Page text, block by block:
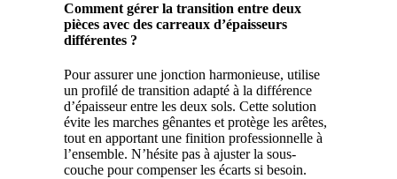
Comment gérer la transition entre deux
pièces avec des carreaux d’épaisseurs
différentes ?
Pour assurer une jonction harmonieuse, utilise
un profilé de transition adapté à la différence
d’épaisseur entre les deux sols. Cette solution
évite les marches gênantes et protège les arêtes,
tout en apportant une finition professionnelle à
l’ensemble. N’hésite pas à ajuster la sous-
couche pour compenser les écarts si besoin.